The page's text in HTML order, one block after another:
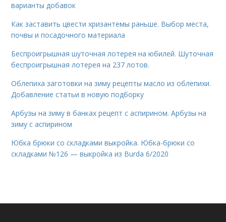
варианты добавок
Как заставить цвести хризантемы раньше. Выбор места,
почвы и посадочного материала
Беспроигрышная шуточная лотерея на юбилей. Шуточная
беспроигрышная лотерея на 237 лотов.
Облепиха заготовки на зиму рецепты масло из облепихи.
Добавление статьи в новую подборку
Арбузы на зиму в банках рецепт с аспирином. Арбузы на
зиму с аспирином
Юбка брюки со складками выкройка. Юбка-брюки со
складками №126 — выкройка из Burda 6/2020